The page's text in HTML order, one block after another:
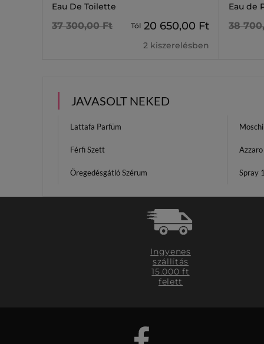
Eau De Toilette
37 300,00 Ft Tól 20 650,00 Ft
2 kiszerelésben
Eau de
38
JAVASOLT NEKED
Lattafa Parfüm
Férfi Szett
Öregedésgátló Szérum Spray
Ingyenes
szállítás
15.000 ft
felett